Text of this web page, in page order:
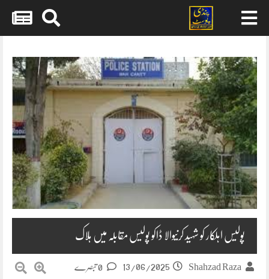
content
پولیس اہلکار کو شہید کرنیوالا ڈاکو پولیس مقابلہ میں ہلاک
Shahzad Raza
13/06/2025